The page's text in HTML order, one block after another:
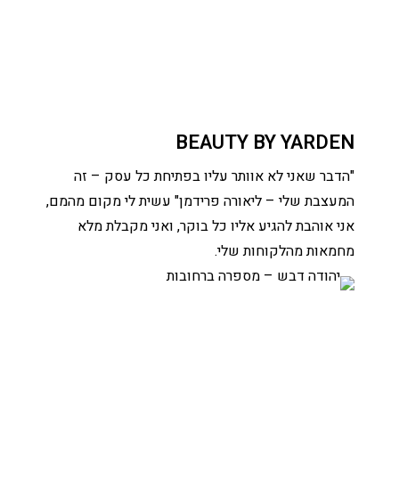
BEAUTY BY YARDEN
"הדבר שאני לא אוותר עליו בפתיחת כל עסק – זה
המעצבת שלי – ליאורה פרידמן" עשית לי מקום מהמם,
אני אוהבת להגיע אליו כל בוקר, ואני מקבלת מלא
מחמאות מהלקוחות שלי.